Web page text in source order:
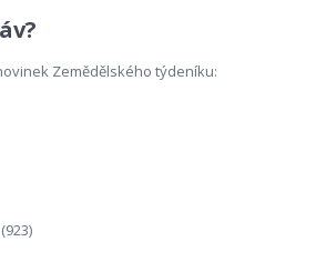
Zemědělského týdeníku:
(923)